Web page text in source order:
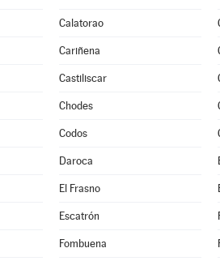
Calatorao
Cariñena
Castiliscar
Chodes
Codos
Daroca
El Frasno
Escatrón
Fombuena